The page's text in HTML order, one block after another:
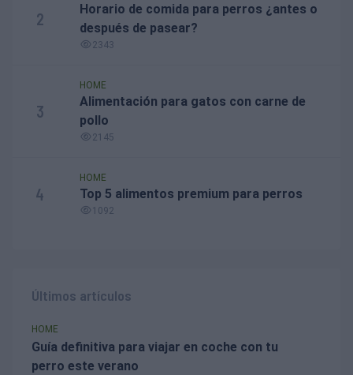
2
Horario de comida para perros ¿antes o
después de pasear?
2343
3
HOME
Alimentación para gatos con carne de
pollo
2145
4
HOME
Top 5 alimentos premium para perros
1092
Últimos artículos
HOME
Guía definitiva para viajar en coche con tu
perro este verano